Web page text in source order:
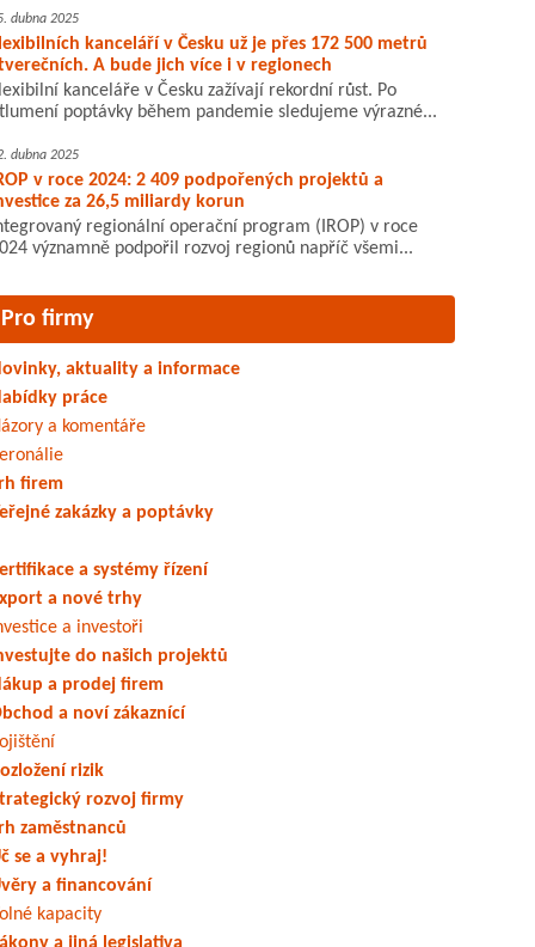
dubna 2025
kanceláří v Česku už je přes 172 500 metrů
A bude jich více i v regionech
kanceláře v Česku zažívají rekordní růst. Po
poptávky během pandemie sledujeme výrazné...
dubna 2025
v roce 2024: 2 409 podpořených projektů a
za 26,5 miliardy korun
regionální operační program (IROP) v roce
významně podpořil rozvoj regionů napříč všemi...
Pro firmy
aktuality a informace
práce
a komentáře
firem
zakázky a poptávky
a systémy řízení
a nové trhy
a investoři
do našich projektů
a prodej firem
a noví zákaznící
rizik
rozvoj firmy
zaměstnanců
se a vyhraj!
a financování
kapacity